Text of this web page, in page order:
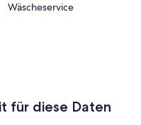
Wäscheservice
für diese Daten